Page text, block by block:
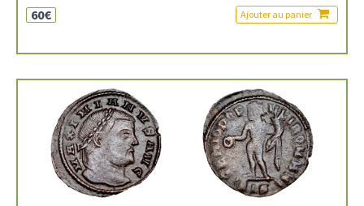
60€ Ajouter au panier